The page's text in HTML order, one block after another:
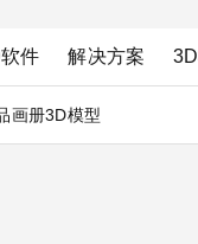
件 解决方案
画册3D模型